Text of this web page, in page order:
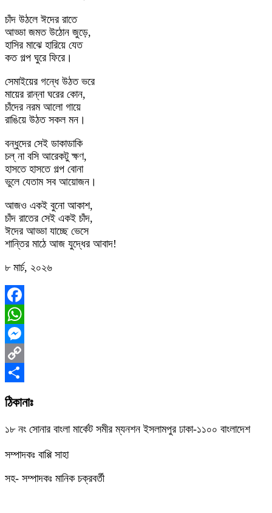
চাঁদ উঠলে ঈদের রাতে
আড্ডা জমত উঠোন জুড়ে,
হাসির মাঝে হারিয়ে যেত
কত গল্প ঘুরে ফিরে।
সেমাইয়ের গন্ধে উঠত ভরে
মায়ের রান্না ঘরের কোন,
চাঁদের নরম আলো গায়ে
রাঙিয়ে উঠত সকল মন।
বন্ধুদের সেই ডাকাডাকি
চল্ না বসি আরেকটু ক্ষণ,
হাসতে হাসতে গল্প বোনা
ভুলে যেতাম সব আয়োজন।
আজও একই বুনো আকাশ,
চাঁদ রাতের সেই একই চাঁদ,
ঈদের আড্ডা যাচ্ছে ভেসে
শান্তির মাঠে আজ যুদ্ধের আবাদ!
৮ মার্চ, ২০২৬
Facebook
WhatsApp
Messenger
Copy
Link
Share
ঠিকানাঃ
১৮ নং সোনার বাংলা মার্কেট সমীর ম্যনশন ইসলামপুর ঢাকা-১১০০ বাংলাদেশ
সম্পাদকঃ বাপ্পি সাহা
সহ- সম্পাদকঃ মানিক চক্রবর্তী